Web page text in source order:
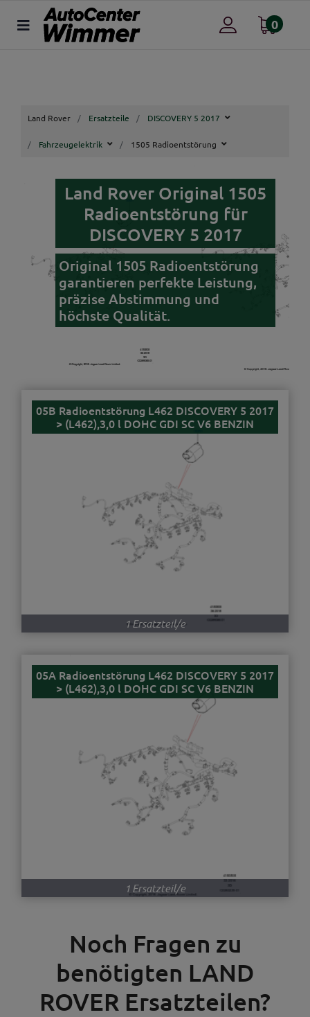
0
Land Rover Ersatzteile DISCOVERY 5 2017
Fahrzeugelektrik 1505 Radioentstörung
Land Rover Original 1505
Radioentstörung für
DISCOVERY 5 2017
Original 1505 Radioentstörung
garantieren perfekte Leistung,
präzise Abstimmung und
höchste Qualität.
05B Radioentstörung L462 DISCOVERY 5 2017
> (L462),3,0 l DOHC GDI SC V6 BENZIN
1 Ersatzteil/e
05A Radioentstörung L462 DISCOVERY 5 2017
> (L462),3,0 l DOHC GDI SC V6 BENZIN
1 Ersatzteil/e
Noch Fragen zu
benötigten LAND
ROVER Ersatzteilen?